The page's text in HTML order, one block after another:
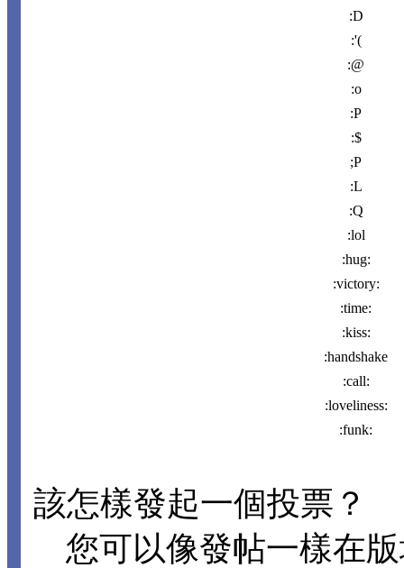
:D
:'(
:@
:o
:P
:$
;P
:L
:Q
:lol
:hug:
:victory:
:time:
:kiss:
:handshake
:call:
:loveliness:
:funk:
該怎樣發起一個投票？
您可以像發帖一樣在